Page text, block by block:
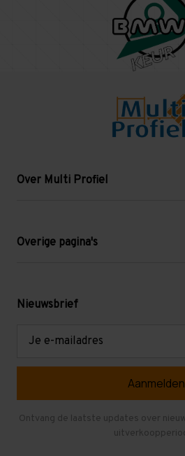
Over Multi Profiel
Blog
Levering en afhalen
Overige pagina's
Mezzanine
Verdiepingsvloeren
Gebruikte entresolvloeren
Nieuwsbrief
Ontvang de laatste updates over